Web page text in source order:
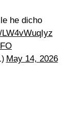
he dicho
May 14, 2026